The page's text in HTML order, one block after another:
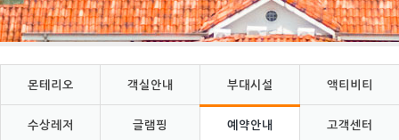
몬테리오 객실안내 부대시설 액티비티
수상레저 글램핑 예약안내 고객센터